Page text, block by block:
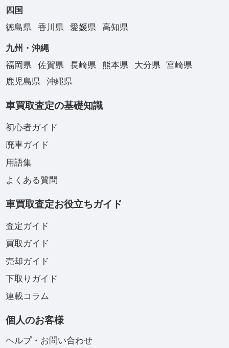
四国
徳島県
香川県 愛媛県 高知県
九州・沖縄
福岡県
佐賀県 長崎県 熊本県 大分県
宮崎県
鹿児島県
沖縄県
車買取査定の基礎知識
初心者ガイド
廃車ガイド
用語集
よくある質問
車買取査定お役立ちガイド
査定ガイド
買取ガイド
売却ガイド
下取りガイド
連載コラム
個人のお客様
ヘルプ・お問い合わせ